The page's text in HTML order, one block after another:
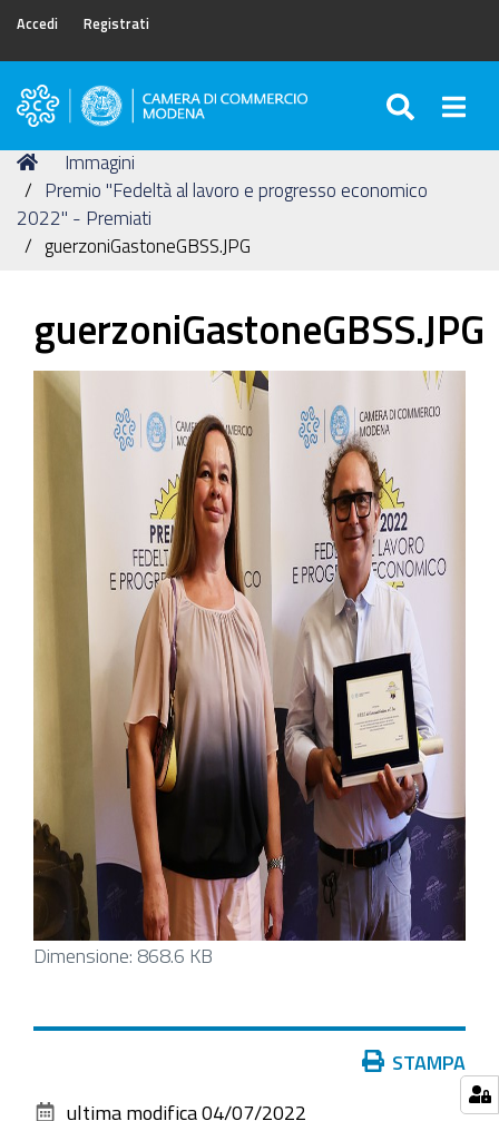
Accedi Registrati
Camera
Commercio
di
Modena
Tu
sei
qui:
Home
Immagini
Premio "Fedeltà al lavoro e progresso economico
2022" - Premiati
guerzoniGastoneGBSS.JPG
guerzoniGastoneGBSS.JPG
Clicca
dimensioni
Dimensione: 868.6 KB
STAMPA
ultima modifica 04/07/2022